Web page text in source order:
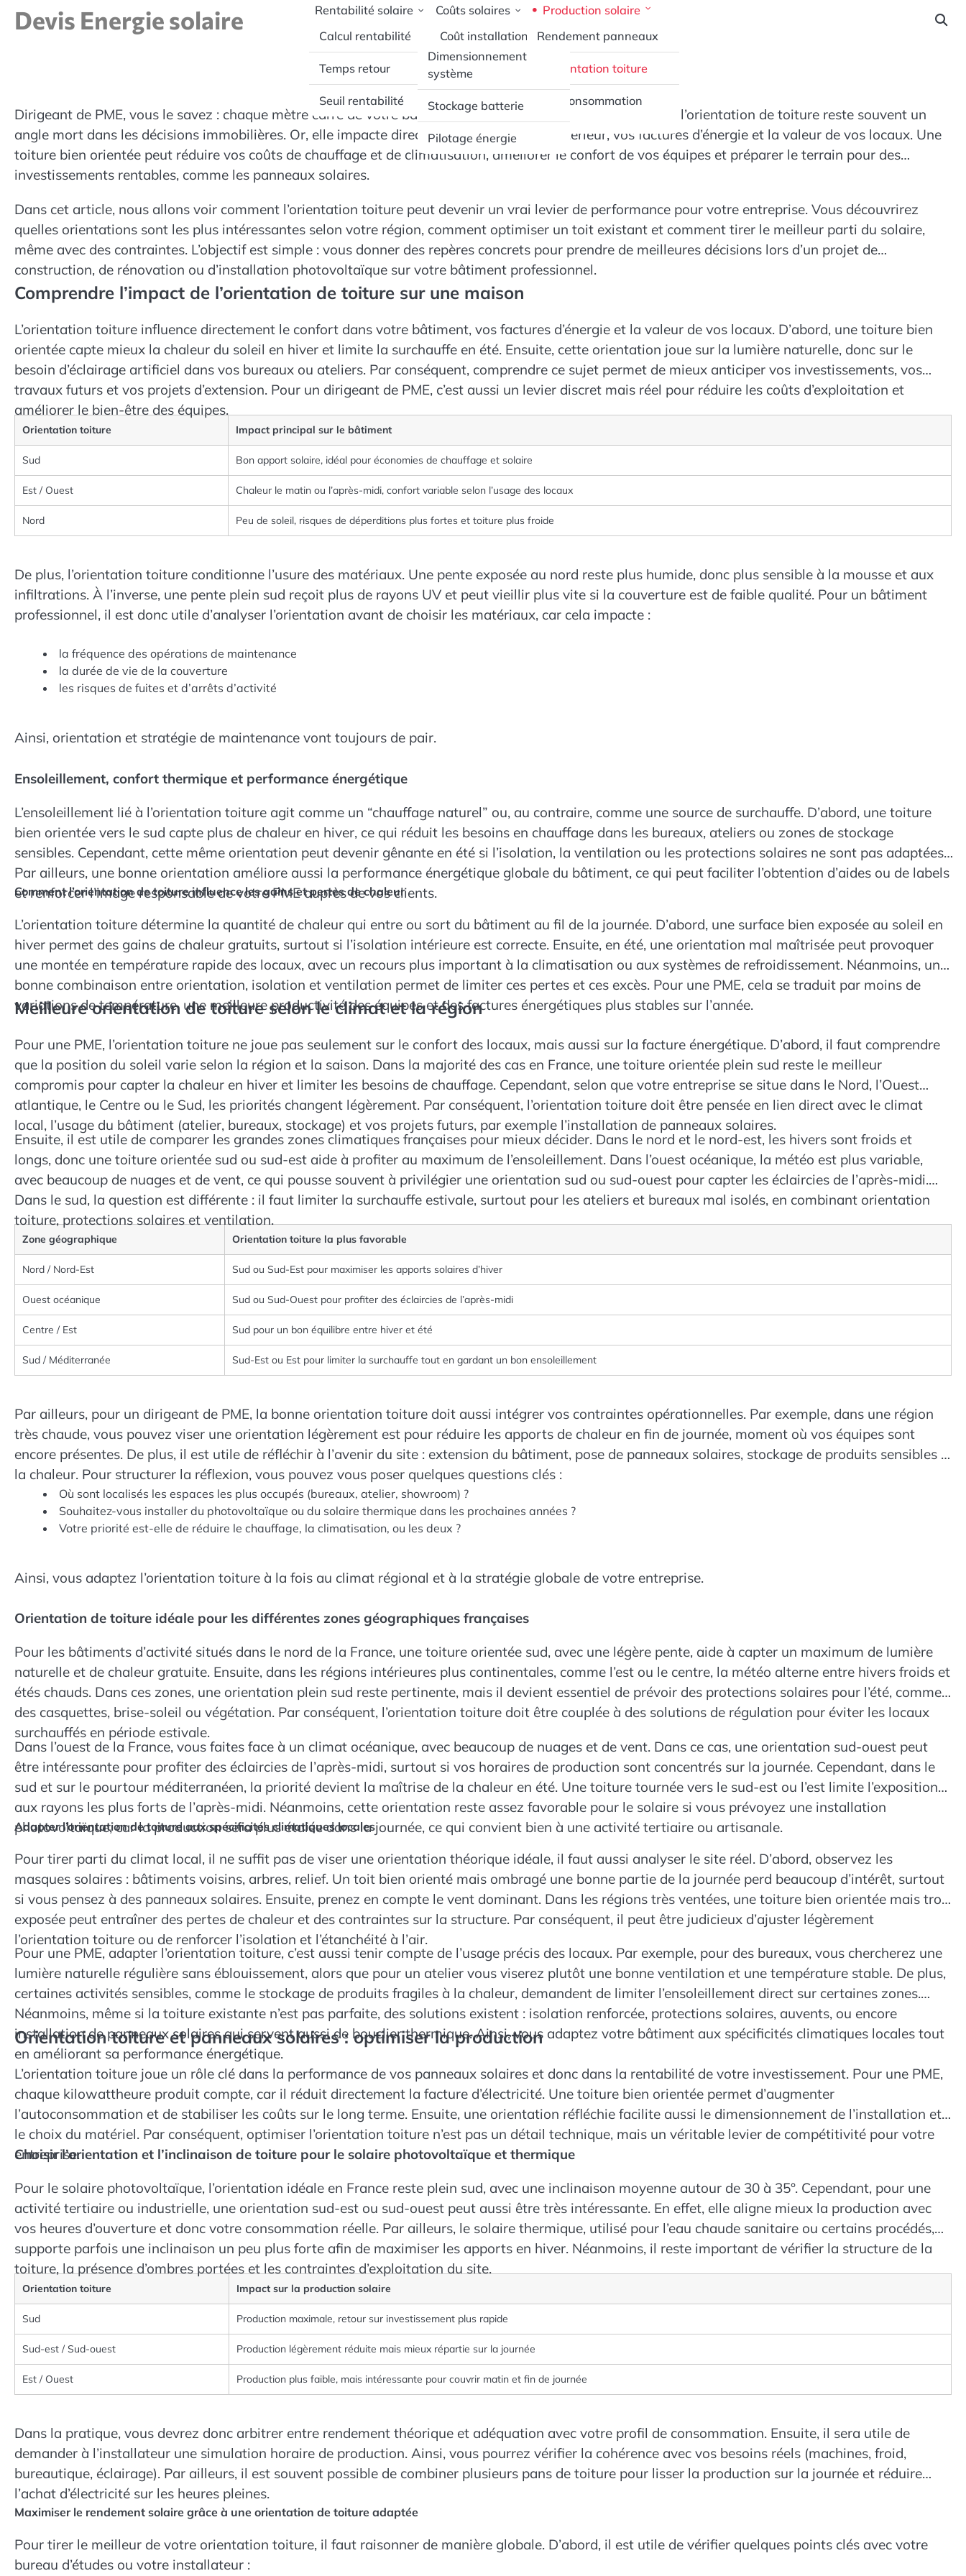
Devis Energie solaire
Rentabilité solaire
Calcul rentabilité
Temps retour
Seuil rentabilité
Coûts solaires
Coût installation
Coût entretien
Aides financières
Production solaire
Rendement panneaux
Orientation toiture
Autoconsommation
totale
Optimisation solaire
Dimensionnement
système
Stockage batterie
Pilotage énergie
Orientation toiture
Dirigeant de PME, vous le savez : chaque mètre carré de votre bâtiment doit travailler pour vous. Pourtant, l’orientation de toiture reste souvent un
angle mort dans les décisions immobilières. Or, elle impacte directement votre confort intérieur, vos factures d’énergie et la valeur de vos locaux. Une
toiture bien orientée peut réduire vos coûts de chauffage et de climatisation, améliorer le confort de vos équipes et préparer le terrain pour des
investissements rentables, comme les panneaux solaires.
Dans cet article, nous allons voir comment l’orientation toiture peut devenir un vrai levier de performance pour votre entreprise. Vous découvrirez
quelles orientations sont les plus intéressantes selon votre région, comment optimiser un toit existant et comment tirer le meilleur parti du solaire,
même avec des contraintes. L’objectif est simple : vous donner des repères concrets pour prendre de meilleures décisions lors d’un projet de
construction, de rénovation ou d’installation photovoltaïque sur votre bâtiment professionnel.
Comprendre l’impact de l’orientation de toiture sur une maison
L’orientation toiture influence directement le confort dans votre bâtiment, vos factures d’énergie et la valeur de vos locaux. D’abord, une toiture bien
orientée capte mieux la chaleur du soleil en hiver et limite la surchauffe en été. Ensuite, cette orientation joue sur la lumière naturelle, donc sur le
besoin d’éclairage artificiel dans vos bureaux ou ateliers. Par conséquent, comprendre ce sujet permet de mieux anticiper vos investissements, vos
travaux futurs et vos projets d’extension. Pour un dirigeant de PME, c’est aussi un levier discret mais réel pour réduire les coûts d’exploitation et
améliorer le bien-être des équipes.
Orientation toiture Impact principal sur le bâtiment
Sud Bon apport solaire, idéal pour économies de chauffage et solaire
Est / Ouest Chaleur le matin ou l’après-midi, confort variable selon l’usage des locaux
Nord Peu de soleil, risques de déperditions plus fortes et toiture plus froide
De plus, l’orientation toiture conditionne l’usure des matériaux. Une pente exposée au nord reste plus humide, donc plus sensible à la mousse et aux
infiltrations. À l’inverse, une pente plein sud reçoit plus de rayons UV et peut vieillir plus vite si la couverture est de faible qualité. Pour un bâtiment
professionnel, il est donc utile d’analyser l’orientation avant de choisir les matériaux, car cela impacte :
la fréquence des opérations de maintenance
la durée de vie de la couverture
les risques de fuites et d’arrêts d’activité
Ainsi, orientation et stratégie de maintenance vont toujours de pair.
Ensoleillement, confort thermique et performance énergétique
L’ensoleillement lié à l’orientation toiture agit comme un “chauffage naturel” ou, au contraire, comme une source de surchauffe. D’abord, une toiture
bien orientée vers le sud capte plus de chaleur en hiver, ce qui réduit les besoins en chauffage dans les bureaux, ateliers ou zones de stockage
sensibles. Cependant, cette même orientation peut devenir gênante en été si l’isolation, la ventilation ou les protections solaires ne sont pas adaptées.
Par ailleurs, une bonne orientation améliore aussi la performance énergétique globale du bâtiment, ce qui peut faciliter l’obtention d’aides ou de labels
et renforcer l’image responsable de votre PME auprès de vos clients.
Comment l’orientation de toiture influence les gains et pertes de chaleur
L’orientation toiture détermine la quantité de chaleur qui entre ou sort du bâtiment au fil de la journée. D’abord, une surface bien exposée au soleil en
hiver permet des gains de chaleur gratuits, surtout si l’isolation intérieure est correcte. Ensuite, en été, une orientation mal maîtrisée peut provoquer
une montée en température rapide des locaux, avec un recours plus important à la climatisation ou aux systèmes de refroidissement. Néanmoins, une
bonne combinaison entre orientation, isolation et ventilation permet de limiter ces pertes et ces excès. Pour une PME, cela se traduit par moins de
variations de température, une meilleure productivité des équipes et des factures énergétiques plus stables sur l’année.
Meilleure orientation de toiture selon le climat et la région
Pour une PME, l’orientation toiture ne joue pas seulement sur le confort des locaux, mais aussi sur la facture énergétique. D’abord, il faut comprendre
que la position du soleil varie selon la région et la saison. Dans la majorité des cas en France, une toiture orientée plein sud reste le meilleur
compromis pour capter la chaleur en hiver et limiter les besoins de chauffage. Cependant, selon que votre entreprise se situe dans le Nord, l’Ouest
atlantique, le Centre ou le Sud, les priorités changent légèrement. Par conséquent, l’orientation toiture doit être pensée en lien direct avec le climat
local, l’usage du bâtiment (atelier, bureaux, stockage) et vos projets futurs, par exemple l’installation de panneaux solaires.
Ensuite, il est utile de comparer les grandes zones climatiques françaises pour mieux décider. Dans le nord et le nord-est, les hivers sont froids et
longs, donc une toiture orientée sud ou sud-est aide à profiter au maximum de l’ensoleillement. Dans l’ouest océanique, la météo est plus variable,
avec beaucoup de nuages et de vent, ce qui pousse souvent à privilégier une orientation sud ou sud-ouest pour capter les éclaircies de l’après-midi.
Dans le sud, la question est différente : il faut limiter la surchauffe estivale, surtout pour les ateliers et bureaux mal isolés, en combinant orientation
toiture, protections solaires et ventilation.
Zone géographique Orientation toiture la plus favorable
Nord / Nord-Est Sud ou Sud-Est pour maximiser les apports solaires d’hiver
Ouest océanique Sud ou Sud-Ouest pour profiter des éclaircies de l’après-midi
Centre / Est Sud pour un bon équilibre entre hiver et été
Sud / Méditerranée Sud-Est ou Est pour limiter la surchauffe tout en gardant un bon ensoleillement
Par ailleurs, pour un dirigeant de PME, la bonne orientation toiture doit aussi intégrer vos contraintes opérationnelles. Par exemple, dans une région
très chaude, vous pouvez viser une orientation légèrement est pour réduire les apports de chaleur en fin de journée, moment où vos équipes sont
encore présentes. De plus, il est utile de réfléchir à l’avenir du site : extension du bâtiment, pose de panneaux solaires, stockage de produits sensibles à
la chaleur. Pour structurer la réflexion, vous pouvez vous poser quelques questions clés :
Où sont localisés les espaces les plus occupés (bureaux, atelier, showroom) ?
Souhaitez-vous installer du photovoltaïque ou du solaire thermique dans les prochaines années ?
Votre priorité est-elle de réduire le chauffage, la climatisation, ou les deux ?
Ainsi, vous adaptez l’orientation toiture à la fois au climat régional et à la stratégie globale de votre entreprise.
Orientation de toiture idéale pour les différentes zones géographiques françaises
Pour les bâtiments d’activité situés dans le nord de la France, une toiture orientée sud, avec une légère pente, aide à capter un maximum de lumière
naturelle et de chaleur gratuite. Ensuite, dans les régions intérieures plus continentales, comme l’est ou le centre, la météo alterne entre hivers froids et
étés chauds. Dans ces zones, une orientation plein sud reste pertinente, mais il devient essentiel de prévoir des protections solaires pour l’été, comme
des casquettes, brise-soleil ou végétation. Par conséquent, l’orientation toiture doit être couplée à des solutions de régulation pour éviter les locaux
surchauffés en période estivale.
Dans l’ouest de la France, vous faites face à un climat océanique, avec beaucoup de nuages et de vent. Dans ce cas, une orientation sud-ouest peut
être intéressante pour profiter des éclaircies de l’après-midi, surtout si vos horaires de production sont concentrés sur la journée. Cependant, dans le
sud et sur le pourtour méditerranéen, la priorité devient la maîtrise de la chaleur en été. Une toiture tournée vers le sud-est ou l’est limite l’exposition
aux rayons les plus forts de l’après-midi. Néanmoins, cette orientation reste assez favorable pour le solaire si vous prévoyez une installation
photovoltaïque, car la production sera plus étalée dans la journée, ce qui convient bien à une activité tertiaire ou artisanale.
Adapter l’orientation de toiture aux spécificités climatiques locales
Pour tirer parti du climat local, il ne suffit pas de viser une orientation théorique idéale, il faut aussi analyser le site réel. D’abord, observez les
masques solaires : bâtiments voisins, arbres, relief. Un toit bien orienté mais ombragé une bonne partie de la journée perd beaucoup d’intérêt, surtout
si vous pensez à des panneaux solaires. Ensuite, prenez en compte le vent dominant. Dans les régions très ventées, une toiture bien orientée mais trop
exposée peut entraîner des pertes de chaleur et des contraintes sur la structure. Par conséquent, il peut être judicieux d’ajuster légèrement
l’orientation toiture ou de renforcer l’isolation et l’étanchéité à l’air.
Pour une PME, adapter l’orientation toiture, c’est aussi tenir compte de l’usage précis des locaux. Par exemple, pour des bureaux, vous chercherez une
lumière naturelle régulière sans éblouissement, alors que pour un atelier vous viserez plutôt une bonne ventilation et une température stable. De plus,
certaines activités sensibles, comme le stockage de produits fragiles à la chaleur, demandent de limiter l’ensoleillement direct sur certaines zones.
Néanmoins, même si la toiture existante n’est pas parfaite, des solutions existent : isolation renforcée, protections solaires, auvents, ou encore
installation de panneaux solaires qui servent aussi de bouclier thermique. Ainsi, vous adaptez votre bâtiment aux spécificités climatiques locales tout
en améliorant sa performance énergétique.
Orientation toiture et panneaux solaires : optimiser la production
L’orientation toiture joue un rôle clé dans la performance de vos panneaux solaires et donc dans la rentabilité de votre investissement. Pour une PME,
chaque kilowattheure produit compte, car il réduit directement la facture d’électricité. Une toiture bien orientée permet d’augmenter
l’autoconsommation et de stabiliser les coûts sur le long terme. Ensuite, une orientation réfléchie facilite aussi le dimensionnement de l’installation et
le choix du matériel. Par conséquent, optimiser l’orientation toiture n’est pas un détail technique, mais un véritable levier de compétitivité pour votre
entreprise.
Choisir l’orientation et l’inclinaison de toiture pour le solaire photovoltaïque et thermique
Pour le solaire photovoltaïque, l’orientation idéale en France reste plein sud, avec une inclinaison moyenne autour de 30 à 35°. Cependant, pour une
activité tertiaire ou industrielle, une orientation sud-est ou sud-ouest peut aussi être très intéressante. En effet, elle aligne mieux la production avec
vos heures d’ouverture et donc votre consommation réelle. Par ailleurs, le solaire thermique, utilisé pour l’eau chaude sanitaire ou certains procédés,
supporte parfois une inclinaison un peu plus forte afin de maximiser les apports en hiver. Néanmoins, il reste important de vérifier la structure de la
toiture, la présence d’ombres portées et les contraintes d’exploitation du site.
Orientation toiture Impact sur la production solaire
Sud Production maximale, retour sur investissement plus rapide
Sud-est / Sud-ouest Production légèrement réduite mais mieux répartie sur la journée
Est / Ouest Production plus faible, mais intéressante pour couvrir matin et fin de journée
Dans la pratique, vous devrez donc arbitrer entre rendement théorique et adéquation avec votre profil de consommation. Ensuite, il sera utile de
demander à l’installateur une simulation horaire de production. Ainsi, vous pourrez vérifier la cohérence avec vos besoins réels (machines, froid,
bureautique, éclairage). Par ailleurs, il est souvent possible de combiner plusieurs pans de toiture pour lisser la production sur la journée et réduire
l’achat d’électricité sur les heures pleines.
Maximiser le rendement solaire grâce à une orientation de toiture adaptée
Pour tirer le meilleur de votre orientation toiture, il faut raisonner de manière globale. D’abord, il est utile de vérifier quelques points clés avec votre
bureau d’études ou votre installateur :